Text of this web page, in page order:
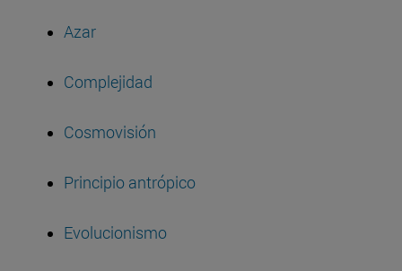
Azar
Complejidad
Cosmovisión
Principio antrópico
Evolucionismo